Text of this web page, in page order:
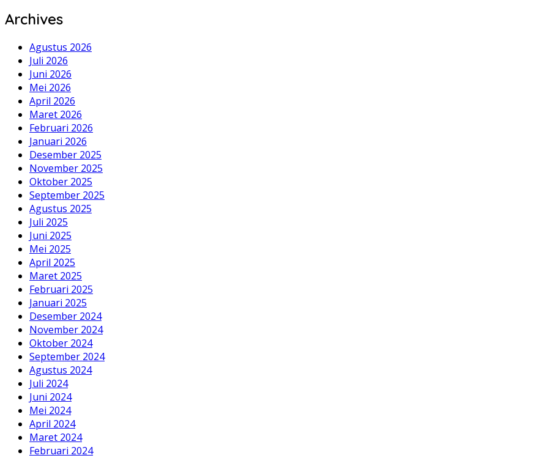
Archives
Agustus 2026
Juli 2026
Juni 2026
Mei 2026
April 2026
Maret 2026
Februari 2026
Januari 2026
Desember 2025
November 2025
Oktober 2025
September 2025
Agustus 2025
Juli 2025
Juni 2025
Mei 2025
April 2025
Maret 2025
Februari 2025
Januari 2025
Desember 2024
November 2024
Oktober 2024
September 2024
Agustus 2024
Juli 2024
Juni 2024
Mei 2024
April 2024
Maret 2024
Februari 2024